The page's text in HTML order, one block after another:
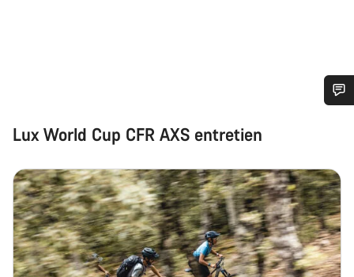
Lux World Cup CFR AXS entretien
répondre à vos questions.
Démarrer le Chat
Fermer